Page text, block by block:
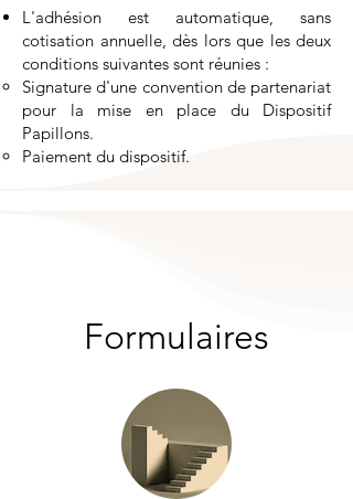
L'adhésion est automatique, sans
cotisation annuelle, dès lors que les deux
conditions suivantes sont réunies :
Signature d'une convention de partenariat
pour la mise en place du Dispositif
Papillons.
Paiement du dispositif.
Formulaires